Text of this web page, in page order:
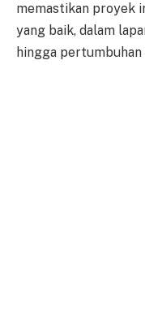
memastikan proyek
yang baik, dalam
hingga